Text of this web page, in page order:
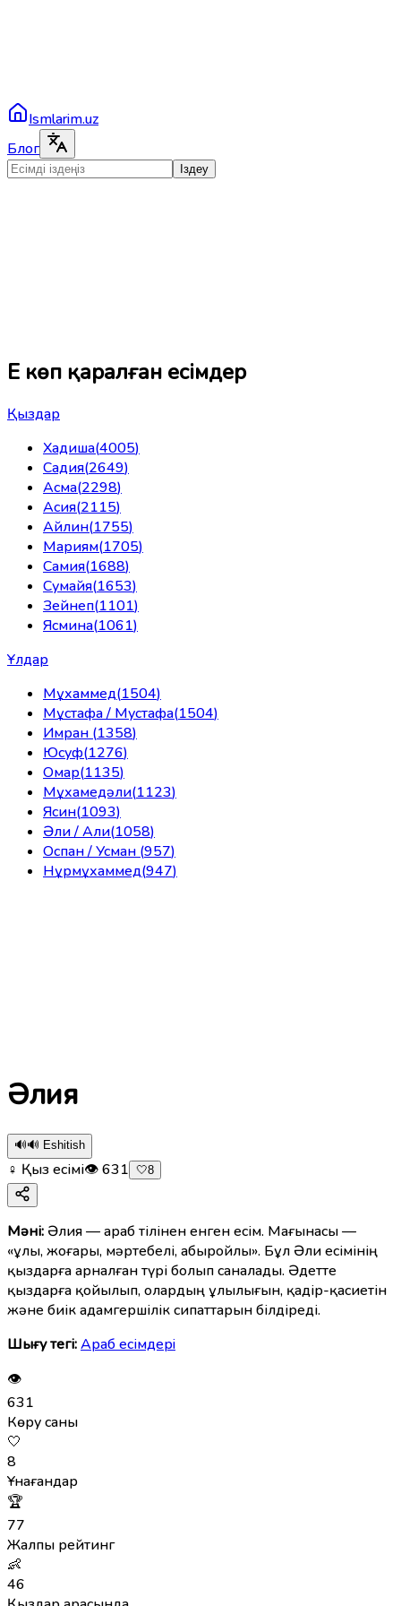
Ismlarim.uz
Блог
Іздеу
Ең көп қаралған есімдер
Қыздар
Хадиша(4005)
Садия(2649)
Асма(2298)
Асия(2115)
Айлин(1755)
Мариям(1705)
Самия(1688)
Сумайя(1653)
Зейнеп(1101)
Ясмина(1061)
Ұлдар
Мұхаммед(1504)
Мұстафа / Мустафа(1504)
Имран (1358)
Юсуф(1276)
Омар(1135)
Мұхамедәли(1123)
Ясин(1093)
Әли / Али(1058)
Оспан / Усман (957)
Нұрмұхаммед(947)
Әлия
🔊🔊 Eshitish
♀ Қыз есімі👁631 🤍8
Мәні: Әлия — араб тілінен енген есім. Мағынасы —
«ұлы, жоғары, мәртебелі, абыройлы». Бұл Әли есімінің
қыздарға арналған түрі болып саналады. Әдетте
қыздарға қойылып, олардың ұлылығын, қадір-қасиетін
және биік адамгершілік сипаттарын білдіреді.
Шығу тегі:Араб есімдерi
👁
631
Көру саны
🤍
8
Ұнағандар
🏆
77
Жалпы рейтинг
👶
46